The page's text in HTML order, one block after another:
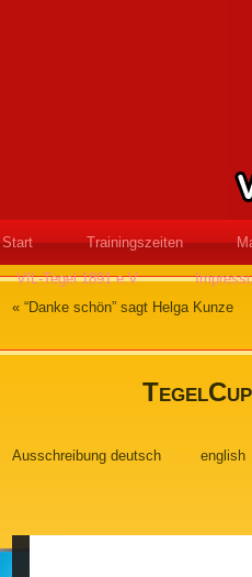
Start Trainingszeiten
VfL-Tegel 1891 e.V.
« “Danke schön” sagt Helga Kunze
Ausschreibung deutsch english